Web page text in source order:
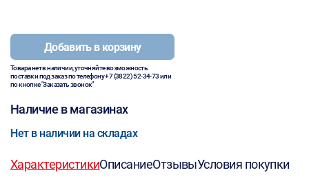
Добавить в корзину
Товара нет в наличии, уточняйте возможность
поставки под заказ по телефону+7 (3822) 52-34-73или
по кнопке "Заказать звонок"
Наличие в магазинах
Нет в наличии на складах
ХарактеристикиОписаниеОтзывыУсловия покупки